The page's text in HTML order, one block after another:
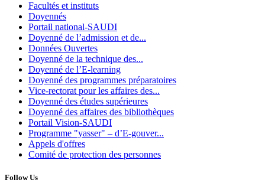
Facultés et instituts
Doyennés
Portail national-SAUDI
Doyenné de l’admission et de...
Données Ouvertes
Doyenné de la technique des...
Doyenné de l’E-learning
Doyenné des programmes préparatoires
Vice-rectorat pour les affaires des...
Doyenné des études supérieures
Doyenné des affaires des bibliothèques
Portail Vision-SAUDI
Programme "yasser" – d’E-gouver...
Appels d'offres
Comité de protection des personnes
Follow Us